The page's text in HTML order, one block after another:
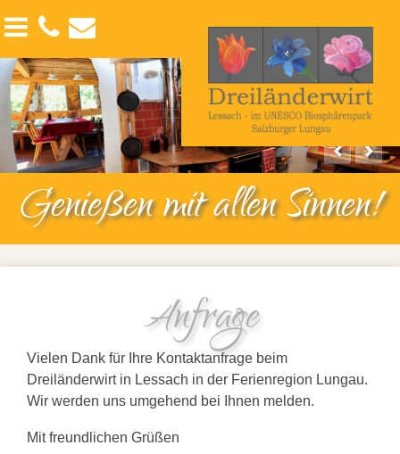
Genießen mit allen Sinnen!
Anfrage
Vielen Dank für Ihre Kontaktanfrage beim
Dreiländerwirt in Lessach in der Ferienregion Lungau.
Wir werden uns umgehend bei Ihnen melden.
Mit freundlichen Grüßen
Interessante Films
Sommerurlaub
Winterurlaub
Seminars & Workshops
Links
Anreise-Abreise
Impressum
Datenschutzerklärung
Suche